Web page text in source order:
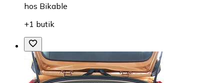
hos Bikable
+1 butik